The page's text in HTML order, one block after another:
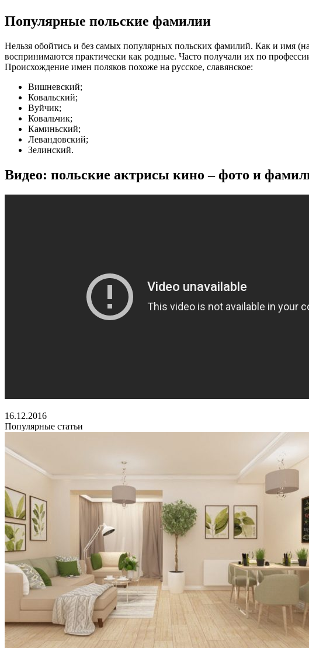
Популярные польские фамилии
Нельзя обойтись и без самых популярных польских фамилий. Как и имя
воспринимаются практически как родные. Часто получали их по
Происхождение имен поляков похоже на русское, славянское:
Вишневский;
Ковальский;
Вуйчик;
Ковальчик;
Каминьский;
Левандовский;
Зелинский.
Видео: польские актрисы кино – фото и
16.12.2016
Популярные статьи